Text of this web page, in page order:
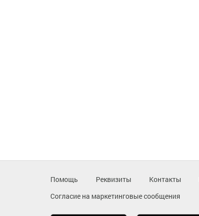
Помощь Реквизиты Контакты
Согласие на маркетинговые сообщения